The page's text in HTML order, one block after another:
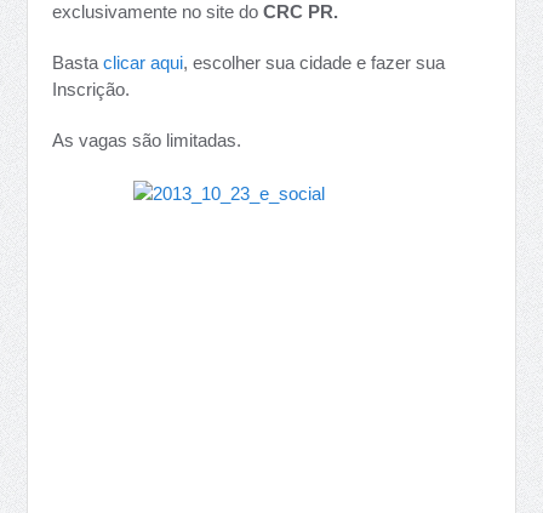
exclusivamente no site doCRC PR.
Bastaclicar aqui, escolher sua cidade e fazer sua
Inscrição.
As vagas são limitadas.